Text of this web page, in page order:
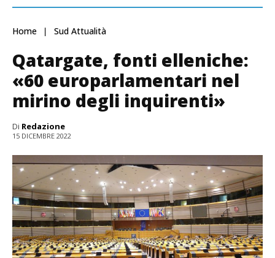
Home Sud Attualità
Qatargate, fonti elleniche:
«60 europarlamentari nel
mirino degli inquirenti»
Di Redazione
15 DICEMBRE 2022